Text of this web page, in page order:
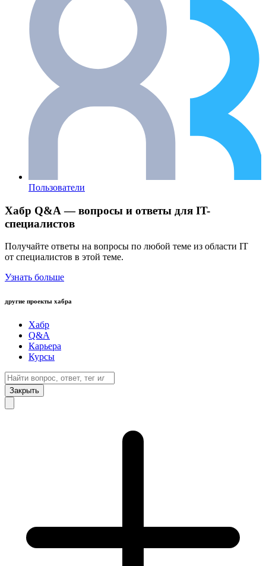
Пользователи
Хабр Q&A — вопросы и ответы для IT-
специалистов
Получайте ответы на вопросы по любой теме из области IT
от специалистов в этой теме.
Узнать больше
другие проекты хабра
Хабр
Q&A
Карьера
Курсы
Закрыть